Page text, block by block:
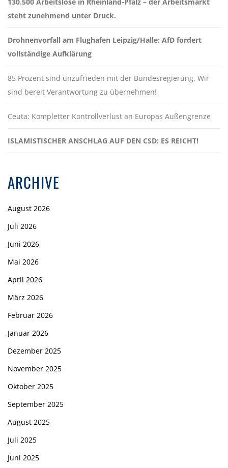
steht zunehmend unter Druck.
Drohnenvorfall am Flughafen Leipzig/Halle: AfD fordert
vollständige Aufklärung
85 Prozent sind unzufrieden mit der Bundesregierung. Wir
sind bereit Verantwortung zu übernehmen!
Ceuta: Kompletter Kontrollverlust an Europas Außengrenze
ISLAMISTISCHER ANSCHLAG AUF DEN CSD: ES REICHT!
ARCHIVE
August 2026
Juli 2026
Juni 2026
Mai 2026
April 2026
März 2026
Februar 2026
Januar 2026
Dezember 2025
November 2025
Oktober 2025
September 2025
August 2025
Juli 2025
Juni 2025